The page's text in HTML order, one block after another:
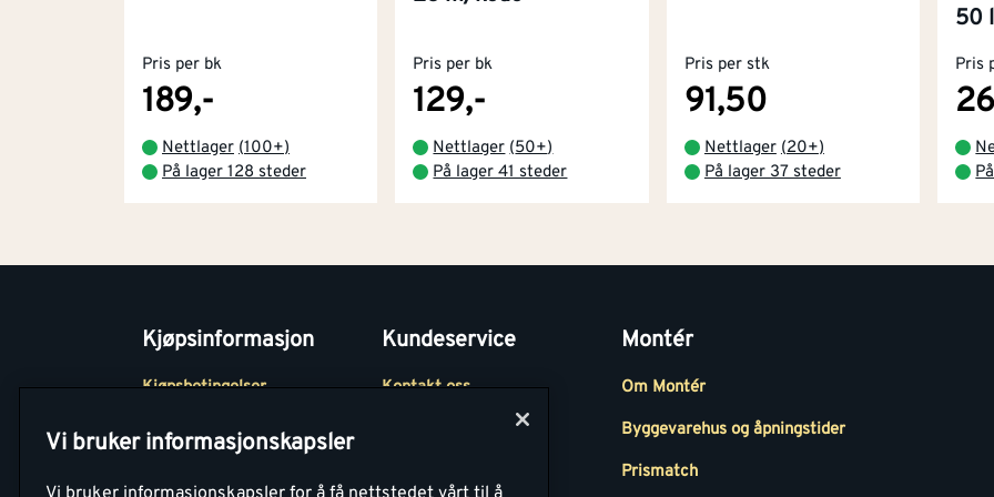
Pris per bk
189,-
Nettlager (100+)
På lager 128 steder
Pris per bk
129,-
Nettlager (50+)
På lager 41 steder
Pris per stk
91,50
Nettlager (20+)
På lager 37 steder
50
Pris
Kjøpsinformasjon
Kjøpsbetingelser
Betaling
Kundeservice
Kontakt oss
Montér
Om Montér
Byggevarehus og åpningstider
Prismatch
Vi bruker informasjonskapsler